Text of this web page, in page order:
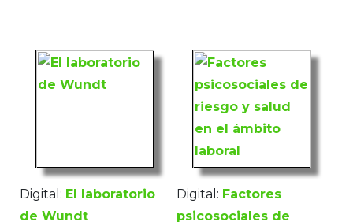
Digital: El laboratorio
de Wundt
Digital: Factores
psicosociales de